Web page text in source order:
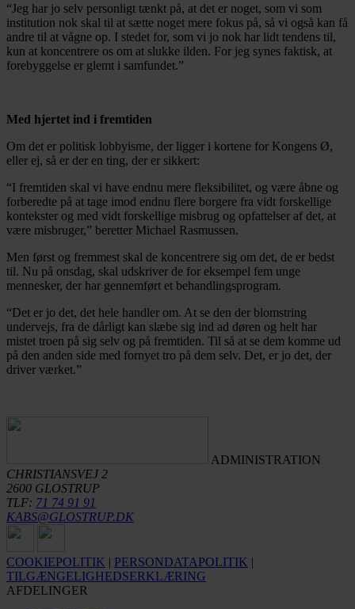
“Jeg har jo selv personligt tænkt på, at det er noget, som vi som
institution nok skal til at sætte noget mere fokus på, så vi også kan få
andre til at vågne op. I stedet for, som vi jo nok har lidt tendens til,
kun at koncentrere os om at slukke ilden. For jeg synes faktisk, at
forebyggelse er glemt i samfundet.”
Med hjertet ind i fremtiden
Om det er politisk lobbyisme, der ligger i kortene for Kongens Ø,
eller ej, så er der en ting, der er sikkert:
“I fremtiden skal vi have endnu mere fleksibilitet, og være åbne og
forberedte på at tage imod endnu flere borgere fra vidt forskellige
kontekster og med vidt forskellige misbrug og opfattelser af det, at
være misbruger,” beretter Michael Rasmussen.
Men først og fremmest skal de koncentrere sig om det, de er bedst
til. Nu på onsdag, skal udskriver de for eksempel fem unge
mennesker, der har gennemført et behandlingsprogram.
“Det er jo det, det hele handler om. At se den der blomstring
undervejs, fra de dårligt kan slæbe sig ind ad døren og helt har
mistet troen på sig selv og på fremtiden. Til så at se dem komme ud
på den anden side med fornyet tro på dem selv. Det, er jo det, der
driver værket.”
ADMINISTRATION
CHRISTIANSVEJ 2
2600 GLOSTRUP
TLF: 71 74 91 91
KABS@GLOSTRUP.DK
COOKIEPOLITIK | PERSONDATAPOLITIK |
TILGÆNGELIGHEDSERKLÆRING
AFDELINGER